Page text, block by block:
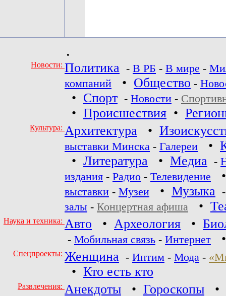
•
Новости: Политика - В РБ - В мире -
компаний
• Общество -
• Спорт - Новости -
• Происшествия •
Культура: Архитектура •
выставки Минска - Галереи •
• Литература • Медиа -
издания - Радио - Телевидение
выставки - Музеи • Музыка
залы - Концертная афиша •
Наука и техника: Авто • Археология •
- Мобильная связь - Интернет
Спецпроекты: Женщина - Интим - Мода -
• Кто есть кто
Развлечения: Анекдоты • Гороскопы •